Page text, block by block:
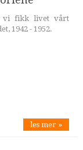
vi fikk livet vårt
1942 - 1952.
les mer »